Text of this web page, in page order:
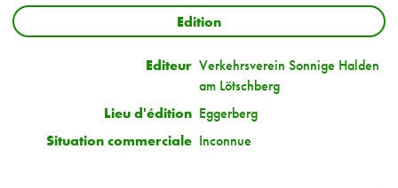
Edition
Editeur Verkehrsverein Sonnige Halden
am Lötschberg
Lieu d'édition Eggerberg
Situation commerciale Inconnue